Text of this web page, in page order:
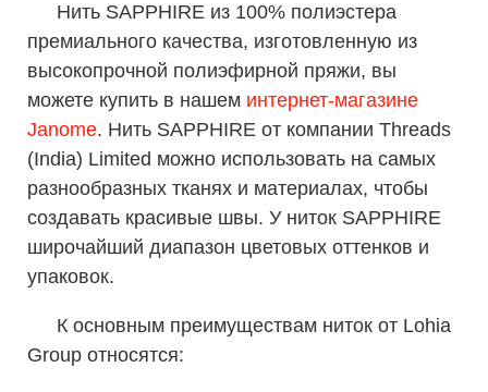
Нить SAPPHIRE из 100% полиэстера
премиального качества, изготовленную из
высокопрочной полиэфирной пряжи, вы
можете купить в нашем интернет-магазине
Janome. Нить SAPPHIRE от компании Threads
(India) Limited можно использовать на самых
разнообразных тканях и материалах, чтобы
создавать красивые швы. У ниток SAPPHIRE
широчайший диапазон цветовых оттенков и
упаковок.
К основным преимуществам ниток от Lohia
Group относятся: